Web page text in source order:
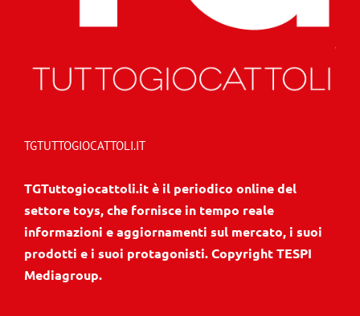
TGTUTTOGIOCATTOLI.IT
TGTuttogiocattoli.it è il periodico online del
settore toys, che fornisce in tempo reale
informazioni e aggiornamenti sul mercato, i suoi
prodotti e i suoi protagonisti. Copyright TESPI
Mediagroup.